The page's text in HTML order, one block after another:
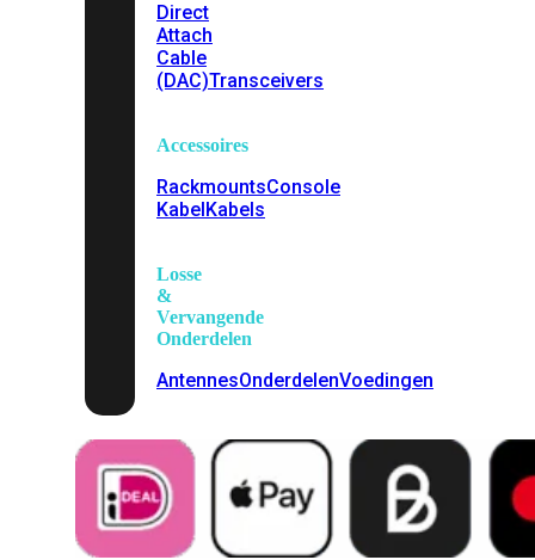
Direct
Attach
Cable
(DAC)Transceivers
Accessoires
RackmountsConsole
KabelKabels
Losse
&
Vervangende
Onderdelen
AntennesOnderdelenVoedingen